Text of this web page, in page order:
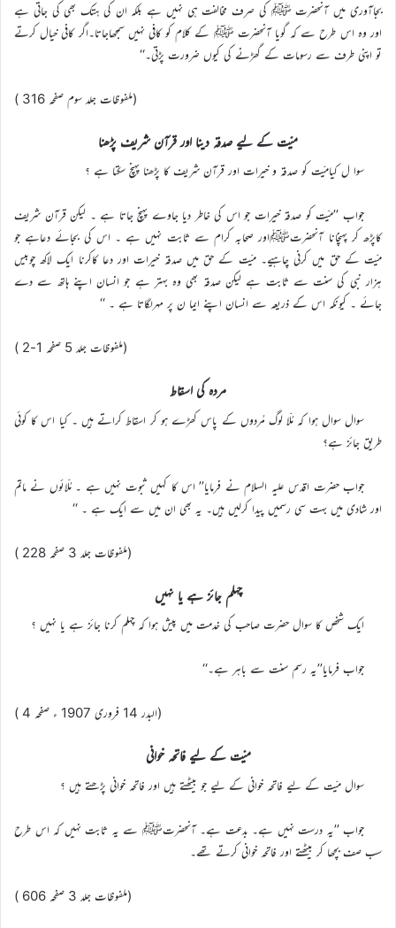
بجاآوری میں آنحضرت ﷺ کی صرف مخالفت ہی نہیں ہے بلکہ ان کی ہتک بھی کی جاتی ہے
اور وہ اس طرح سے کہ گویا آنحضرت ﷺ کے کلام کو کافی نہیں سمجھاجاتا۔اگر کافی خیال کرتے
تو اپنی طرف سے رسومات کے گھڑنے کی کیوں ضرورت پڑتی۔‘‘
(ملفوظات جلد سوم صفحہ 316 )
میّت کے لیے صدقہ دینا اور قرآن شریف پڑھنا
سوا ل کیامیّت کو صدقہ و خیرات اور قرآن شریف کا پڑھنا پہنچ سکتا ہے ؟
جواب ’’میّت کو صدقہ خیرات جو اس کی خاطر دیا جاوے پہنچ جاتا ہے ۔ لیکن قرآن شریف
کاپڑھ کر پہنچانا آنحضرتﷺاور صحابہ کرام سے ثابت نہیں ہے ۔ اس کی بجائے دعاہے جو
میّت کے حق میں کرنی چاہیے۔ میّت کے حق میں صدقہ خیرات اور دعا کاکرنا ایک لاکھ چوبیس
ہزار نبی کی سنت سے ثابت ہے لیکن صدقہ بھی وہ بہتر ہے جو انسان اپنے ہاتھ سے دے
جائے ۔ کیونکہ اس کے ذریعہ سے انسان اپنے ایما ن پر مہرلگاتا ہے ۔ ‘‘
(ملفوظات جلد 5 صفحہ 1-2 )
مردہ کی اسقاط
سوال سوال ہوا کہ مُلّا لوگ مُردوں کے پاس کھڑے ہو کر اسقاط کراتے ہیں ۔ کیا اس کا کوئی
طریق جائز ہے؟
جواب حضرت اقدس علیہ السلام نے فرمایا’’ اس کا کہیں ثبوت نہیں ہے ۔ مُلّائوں نے ماتم
اور شادی میں بہت سی رسمیں پیدا کرلیں ہیں۔ یہ بھی ان میں سے ایک ہے ۔ ‘‘
(ملفوظات جلد 3 صفحہ 228 )
چہلم جائز ہے یا نہیں
ایک شخص کا سوال حضرت صاحب کی خدمت میں پیش ہوا کہ چہلم کرنا جائز ہے یا نہیں ؟
جواب فرمایا’’یہ رسم سنت سے باہر ہے۔‘‘
(البدر 14 فروری 1907 ء صفحہ 4 )
میّت کے لیے فاتحہ خوانی
سوال میّت کے لیے فاتحہ خوانی کے لیے جو بیٹھتے ہیں اور فاتحہ خوانی پڑھتے ہیں ؟
جواب ’’یہ درست نہیں ہے۔ بدعت ہے۔ آنحضرتﷺ سے یہ ثابت نہیں کہ اس طرح
سب صف بچھا کر بیٹھتے اور فاتحہ خوانی کرتے تھے۔
(ملفوظات جلد 3 صفحہ 606 )